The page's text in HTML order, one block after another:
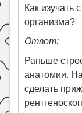
Как изучать
организма?
Ответ:
Раньше
анатомии.
сделать